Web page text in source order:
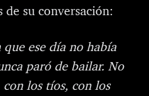
de su conversación:
ese día no había
paró de bailar. No
con los tíos, con los